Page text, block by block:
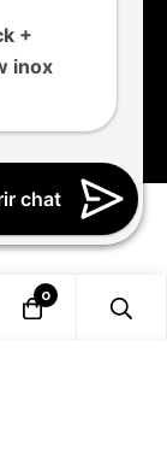
0
+
inox
chat